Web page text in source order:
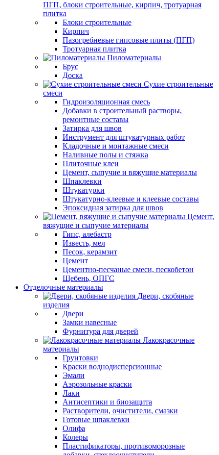
ПГП, блоки строительные, кирпич, тротуарная
плитка
Блоки строительные
Кирпич
Пазогребневые гипсовые плиты (ПГП)
Тротуарная плитка
Пиломатериалы
Брус
Доска
Сухие строительные
смеси
Гидроизоляционная смесь
Добавки в строительный растворы,
ремонтные составы
Затирка для швов
Инструмент для штукатурных работ
Кладочные и монтажные смеси
Наливные полы и стяжка
Плиточные клеи
Цемент, сыпучие и вяжущие материалы
Шпаклевки
Штукатурки
Штукатурно-клеевые и клеевые составы
Эпоксидная затирка для швов
Цемент,
вяжущие и сыпучие материалы
Гипс, алебастр
Известь, мел
Песок, керамзит
Цемент
Цементно-песчаные смеси, пескобетон
Щебень, ОПГС
Отделочные материалы
Двери, скобяные
изделия
Двери
Замки навесные
Фурнитура для дверей
Лакокрасочные
материалы
Грунтовки
Краски воднодисперсионные
Эмали
Аэрозольные краски
Лаки
Антисептики и биозащита
Растворители, очистители, смазки
Готовые шпаклевки
Олифа
Колеры
Пластификаторы, противоморозные